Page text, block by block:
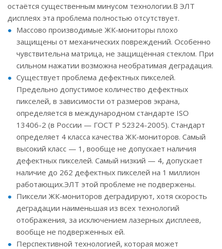
остаётся существенным минусом технологии.В ЭЛТ
дисплеях эта проблема полностью отсутствует.
Массово производимые ЖК-мониторы плохо
защищены от механических повреждений. Особенно
чувствительна матрица, не защищённая стеклом. При
сильном нажатии возможна необратимая деградация.
Существует проблема дефектных пикселей.
Предельно допустимое количество дефектных
пикселей, в зависимости от размеров экрана,
определяется в международном стандарте ISO
13406-2 (в России — ГОСТ Р 52324-2005). Стандарт
определяет 4 класса качества ЖК-мониторов. Самый
высокий класс — 1, вообще не допускает наличия
дефектных пикселей. Самый низкий — 4, допускает
наличие до 262 дефектных пикселей на 1 миллион
работающих.ЭЛТ этой проблеме не подвержены.
Пиксели ЖК-мониторов деградируют, хотя скорость
деградации наименьшая из всех технологий
отображения, за исключением лазерных дисплеев,
вообще не подверженных ей.
Перспективной технологией, которая может